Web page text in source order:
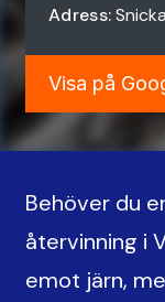
Adress:
Visa på
Behöver du
återvinning i
emot järn,